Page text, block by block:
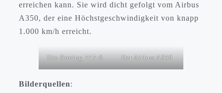
erreichen kann. Sie wird dicht gefolgt vom Airbus
A350, der eine Höchstgeschwindigkeit von knapp
1.000 km/h erreicht.
Die Boeing 747-8 Der Airbus A350
Bilderquellen: